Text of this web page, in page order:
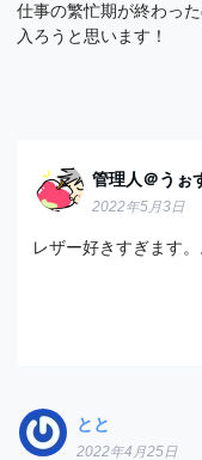
仕事の繁忙期が終わっ
入ろうと思います！
管理人＠うぉ
2022年5月3日
レザー好きすぎます。
とと
2022年4月25日